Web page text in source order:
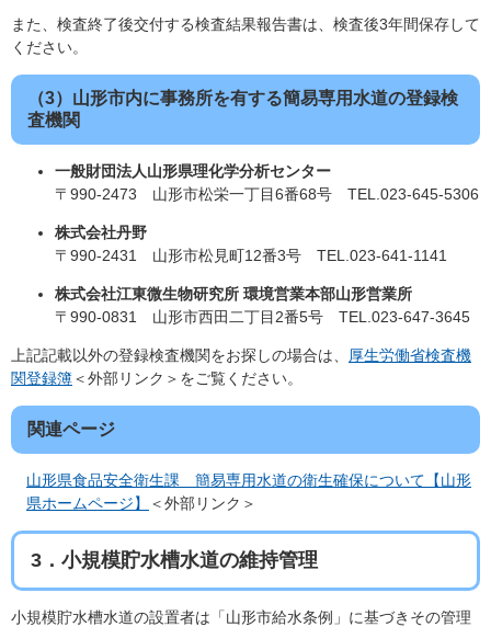
また、検査終了後交付する検査結果報告書は、検査後3年間保存して
ください。
（3）山形市内に事務所を有する簡易専用水道の登録検
査機関
一般財団法人山形県理化学分析センター
〒990-2473 山形市松栄一丁目6番68号 TEL.023-645-5306
株式会社丹野
〒990-2431 山形市松見町12番3号 TEL.023-641-1141
株式会社江東微生物研究所 環境営業本部山形営業所
〒990-0831 山形市西田二丁目2番5号 TEL.023-647-3645
上記記載以外の登録検査機関をお探しの場合は、 厚生労働省検査機
関登録簿＜外部リンク＞ をご覧ください。
関連ページ
山形県食品安全衛生課 簡易専用水道の衛生確保について【山形
県ホームページ】
＜外部リンク＞
3．小規模貯水槽水道の維持管理
小規模貯水槽水道の設置者は「山形市給水条例」に基づきその管理